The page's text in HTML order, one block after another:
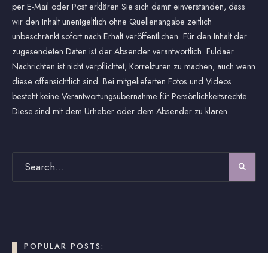
per E-Mail oder Post erklären Sie sich damit einverstanden, dass
wir den Inhalt unentgeltlich ohne Quellenangabe zeitlich
unbeschränkt sofort nach Erhalt veröffentlichen. Für den Inhalt der
zugesendeten Daten ist der Absender verantwortlich. Fuldaer
Nachrichten ist nicht verpflichtet, Korrekturen zu machen, auch wenn
diese offensichtlich sind. Bei mitgelieferten Fotos und Videos
besteht keine Verantwortungsübernahme für Persönlichkeitsrechte.
Diese sind mit dem Urheber oder dem Absender zu klären.
POPULAR POSTS: